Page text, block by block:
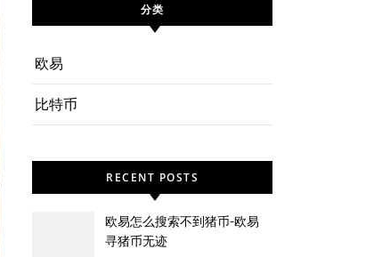
分类
欧易
比特币
RECENT POSTS
欧易怎么搜索不到猪币-欧易
寻猪币无迹